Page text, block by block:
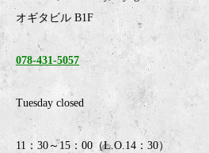
オギタビル B1F
078-431-5057
Tuesday closed
11：30～15：00（L.O.14：30）